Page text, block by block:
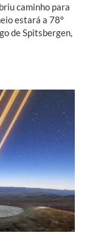
caminho para
estará a 78º
de Spitsbergen,